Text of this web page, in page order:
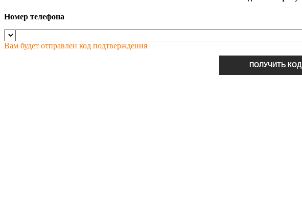
Номер телефона
Вам будет отправлен код подтверждения
ПОЛУЧИТЬ КОД